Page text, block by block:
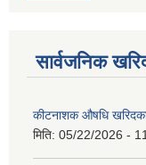
सार्वजनिक
कीटनाशक औषधि
मिति: 05/22/2026 -